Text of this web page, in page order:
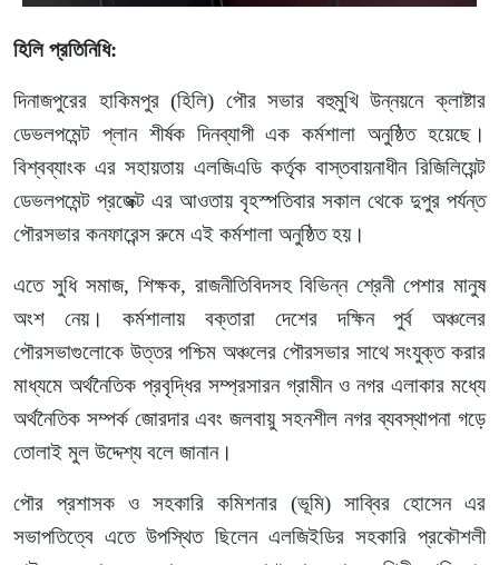
হিলি প্রতিনিধি:
দিনাজপুরের হাকিমপুর (হিলি) পৌর সভার বহুমুখি উন্নয়নে ক্লাষ্টার
ডেভলপমেন্ট প্লান শীর্ষক দিনব্যাপী এক কর্মশালা অনুষ্ঠিত হয়েছে।
বিশ্বব্যাংক এর সহায়তায় এলজিএডি কর্তৃক বাস্তবায়নাধীন রিজিলিয়েন্ট
ডেভলপমেন্ট প্রজেক্ট এর আওতায় বৃহস্পতিবার সকাল থেকে দুপুর পর্যন্ত
পৌরসভার কনফারেন্স রুমে এই কর্মশালা অনুষ্ঠিত হয়।
এতে সুধি সমাজ, শিক্ষক, রাজনীতিবিদসহ বিভিন্ন শ্রেনী পেশার মানুষ
অংশ নেয়। কর্মশালায় বক্তারা দেশের দক্ষিন পুর্ব অঞ্চলের
পৌরসভাগুলোকে উত্তর পশ্চিম অঞ্চলের পৌরসভার সাথে সংযুক্ত করার
মাধ্যমে অর্থনৈতিক প্রবৃদ্ধির সম্প্রসারন গ্রামীন ও নগর এলাকার মধ্যে
অর্থনৈতিক সম্পর্ক জোরদার এবং জলবায়ু সহনশীল নগর ব্যবস্থাপনা গড়ে
তোলাই মুল উদ্দেশ্য বলে জানান।
পৌর প্রশাসক ও সহকারি কমিশনার (ভূমি) সাব্বির হোসেন এর
সভাপতিত্বে এতে উপস্থিত ছিলেন এলজিইডির সহকারি প্রকৌশলী